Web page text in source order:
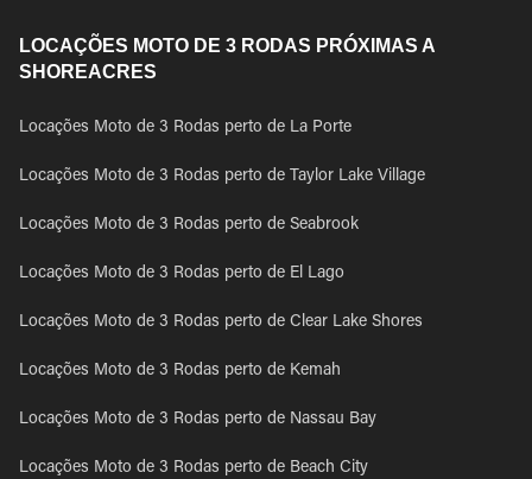
LOCAÇÕES MOTO DE 3 RODAS PRÓXIMAS A
SHOREACRES
Locações Moto de 3 Rodas perto de La Porte
Locações Moto de 3 Rodas perto de Taylor Lake Village
Locações Moto de 3 Rodas perto de Seabrook
Locações Moto de 3 Rodas perto de El Lago
Locações Moto de 3 Rodas perto de Clear Lake Shores
Locações Moto de 3 Rodas perto de Kemah
Locações Moto de 3 Rodas perto de Nassau Bay
Locações Moto de 3 Rodas perto de Beach City